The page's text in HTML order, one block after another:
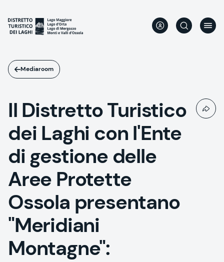
main
content
Mediaroom
Il Distretto Turistico
dei Laghi con l'Ente
di gestione delle
Aree Protette
Ossola presentano
"Meridiani
Montagne":